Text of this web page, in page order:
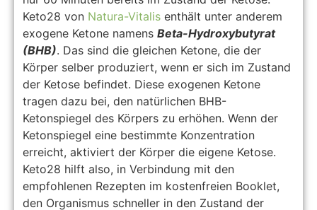
Keto28 von Natura-Vitalis enthält unter anderem
exogene Ketone namensBeta-Hydroxybutyrat
(BHB). Das sind die gleichen Ketone, die der
Körper selber produziert, wenn er sich im Zustand
der Ketose befindet. Diese exogenen Ketone
tragen dazu bei, den natürlichen BHB-
Ketonspiegel des Körpers zu erhöhen. Wenn der
Ketonspiegel eine bestimmte Konzentration
erreicht, aktiviert der Körper die eigene Ketose.
Keto28 hilft also, in Verbindung mit den
empfohlenen Rezepten im kostenfreien Booklet,
den Organismus schneller in den Zustand der